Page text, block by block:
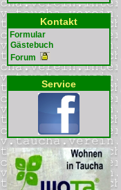
Kontakt
Formular
Gästebuch
Forum
Service